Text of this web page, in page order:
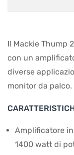
Il Mackie Thump
con un
diverse
monitor da palco.
Amplificatore
1400 watt di